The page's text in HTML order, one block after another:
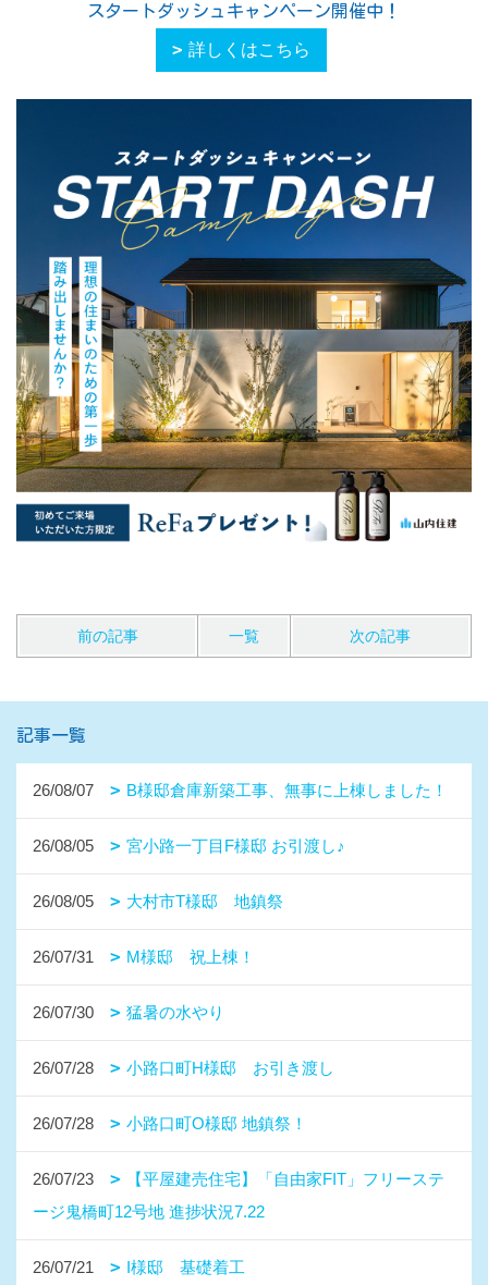
スタートダッシュキャンペーン開催中！
詳しくはこちら
前の記事 一覧 次の記事
記事一覧
26/08/07 B様邸倉庫新築工事、無事に上棟しました！
26/08/05 宮小路一丁目F様邸 お引渡し♪
26/08/05 大村市T様邸 地鎮祭
26/07/31 M様邸 祝上棟！
26/07/30 猛暑の水やり
26/07/28 小路口町H様邸 お引き渡し
26/07/28 小路口町O様邸 地鎮祭！
26/07/23
【平屋建売住宅】「自由家FIT」フリーステ
ージ鬼橋町12号地 進捗状況7.22
26/07/21 I様邸 基礎着工